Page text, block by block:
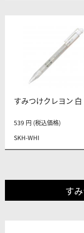
すみつけクレヨン 白
SKH-WHI
539 円 (税込価格)
す